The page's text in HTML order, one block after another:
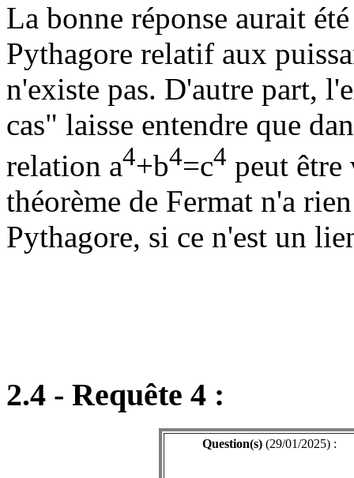
La bonne réponse aurait
Pythagore relatif aux
n'existe pas. D'autre part,
cas" laisse entendre que
relation a4+b4=c4 peut
théorème de Fermat n'a
Pythagore, si ce n'est un
2.4 - Requête 4 :
Question(s)(29/01/2025) :